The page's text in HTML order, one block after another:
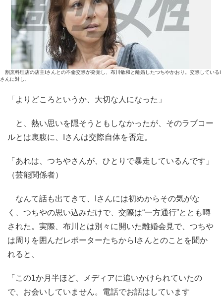
割烹料理店の店主Iさんとの不倫交際が発覚し、布川敏和と離婚したつちやかおり。交際しているI
さんに対し、
「よりどころというか、大切な人になった」
と、熱い思いを隠そうともしなかったが、そのラブコー
ルとは裏腹に、Iさんは交際自体を否定。
「あれは、つちやさんが、ひとりで暴走しているんです」
（芸能関係者）
なんて話も出てきて、Iさんには初めからその気がな
く、つちやの思い込みだけで、交際は“一方通行”ととも噂
された。実際、布川とは別々に開いた離婚会見で、つちや
は周りを囲んだレポーターたちからIさんとのことを聞か
れると、
「この1か月半ほど、メディアに追いかけられていたの
で、お会いしていません。電話でお話はしています